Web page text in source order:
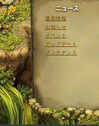
最新情報
お知らせ
イベント
アップデート
メンテナンス